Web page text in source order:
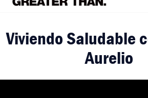
Viviendo Saludable
Aurelio